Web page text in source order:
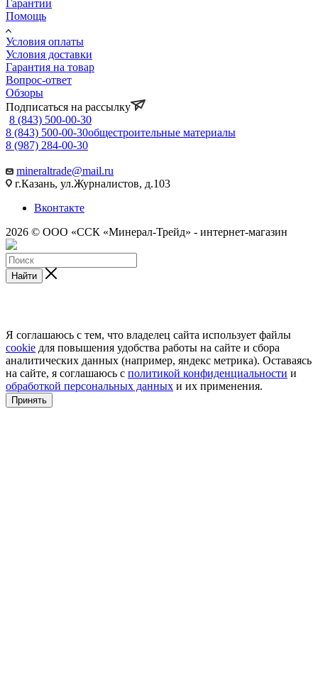
Гарантии
Помощь
Условия оплаты
Условия доставки
Гарантия на товар
Вопрос-ответ
Обзоры
Подписаться на рассылку
8 (843) 500-00-30
8 (843) 500-00-30общестроительные материалы
8 (987) 284-00-30
mineraltrade@mail.ru
г.Казань, ул.Журналистов, д.103
Вконтакте
2026 © ООО «ССК «Минерал-Трейд» - интернет-магазин
Найти
Я соглашаюсь с тем, что владелец сайта использует файлы
cookie для повышения удобства работы на сайте и сбора
аналитических данных (например, яндекс метрика). Оставаясь
на сайте, я соглашаюсь с политикой конфиденциальности и
обработкой персональных данных и их применения.
Принять